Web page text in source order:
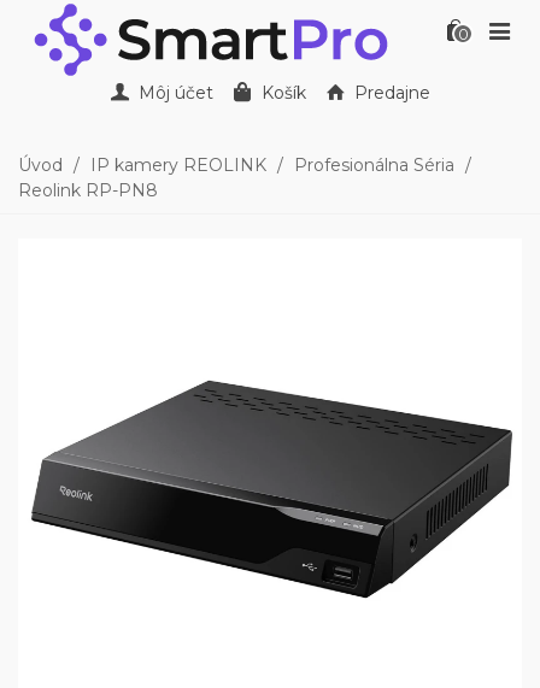
0
Môj účet Košík Predajne
Úvod / IP kamery REOLINK / Profesionálna Séria /
Reolink RP-PN8